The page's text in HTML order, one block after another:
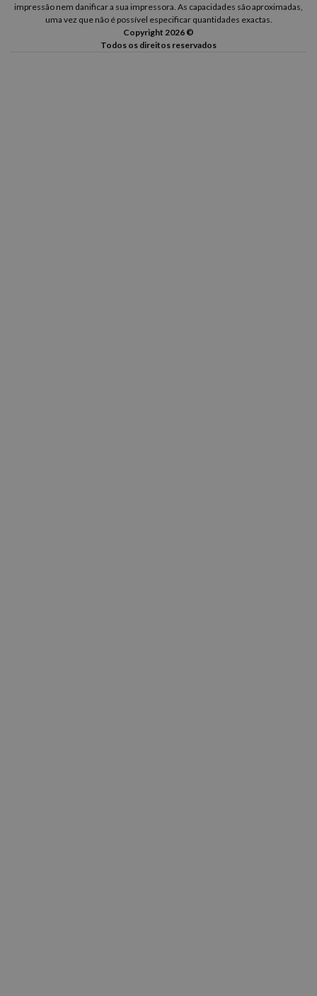
impressão nem danificar a sua impressora. As capacidades são aproximadas,
uma vez que não é possível especificar quantidades exactas.
Copyright 2026 ©
Todos os direitos reservados